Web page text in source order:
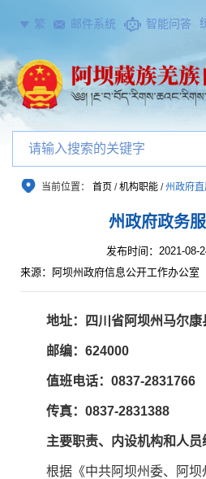
繁 邮件系统 智能问答
当前位置： 首页 /机构职能 /州政府
州政府政务
发布时间：2021-08-
来源：阿坝州政府信息公开工作办公室
地址：四川省阿坝州马尔康
邮编：624000
值班电话：0837-2831766
传真：0837-2831388
主要职责、内设机构和人员
根据《中共阿坝州委、阿坝